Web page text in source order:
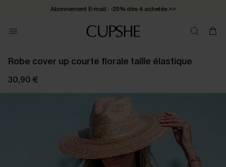
Abonnement E-mail : -25% dès 4 achetés >>
Robe cover up courte florale taille élastique
30,90 €